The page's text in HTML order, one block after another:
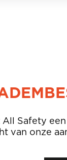
Safety
van onze